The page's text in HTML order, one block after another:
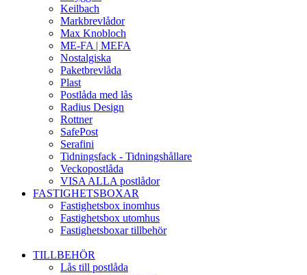
Keilbach
Markbrevlådor
Max Knobloch
ME-FA | MEFA
Nostalgiska
Paketbrevlåda
Plast
Postlåda med lås
Radius Design
Rottner
SafePost
Serafini
Tidningsfack - Tidningshållare
Veckopostlåda
VISA ALLA postlådor
FASTIGHETSBOXAR
Fastighetsbox inomhus
Fastighetsbox utomhus
Fastighetsboxar tillbehör
TILLBEHÖR
Lås till postlåda